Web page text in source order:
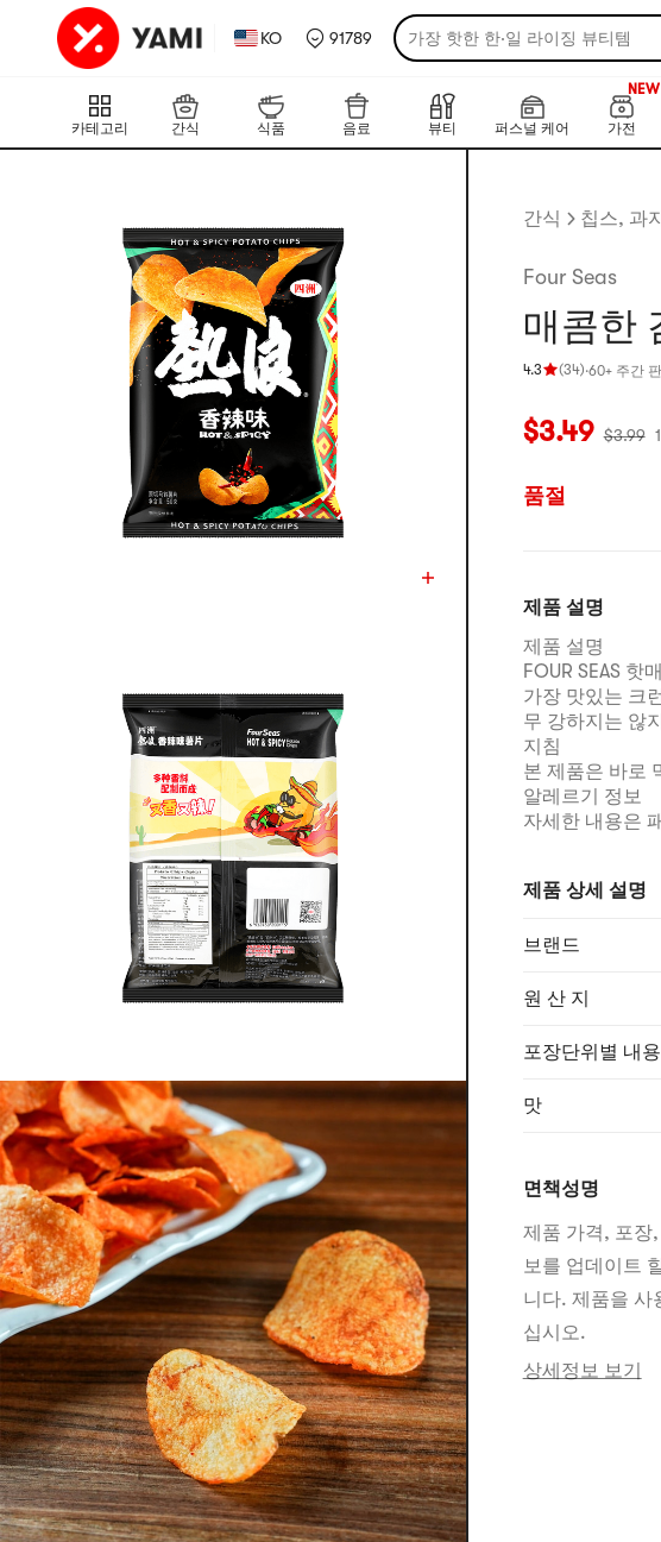
KO 91789 가장 핫한 한·일 라이징 뷰티템
카테고리 간식 식품 음료 뷰티 퍼스널 케어 가전
160+
NEW
160+
간식 칩스, 과
Four Seas
매콤한
4.3 (34)
평점 4.3 개 별, 5
·60+ 주간
현재 가격: $3.49
$3.49 $3.99
품절
제품 설명
제품 설명
FOUR SEAS
가장 맛있는 크
무 강하지는 않
지침
본 제품은 바로
알레르기 정보
자세한 내용은
제품 상세 설명
브랜드
원 산 지
포장단위별 내
맛
면책성명
제품 가격, 포장
보를 업데이트
니다. 제품을 사
십시오.
상세정보 보기